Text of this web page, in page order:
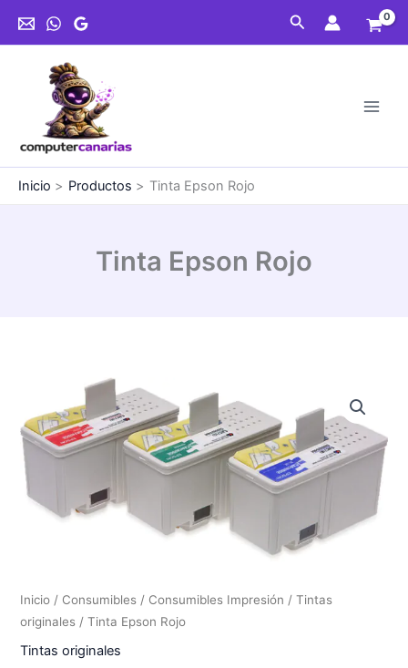
Buscar
Inicio Productos Tinta Epson Rojo
Tinta Epson Rojo
Inicio / Consumibles / Consumibles Impresión /Tintas
originales / Tinta Epson Rojo
Tintas originales
cantidad